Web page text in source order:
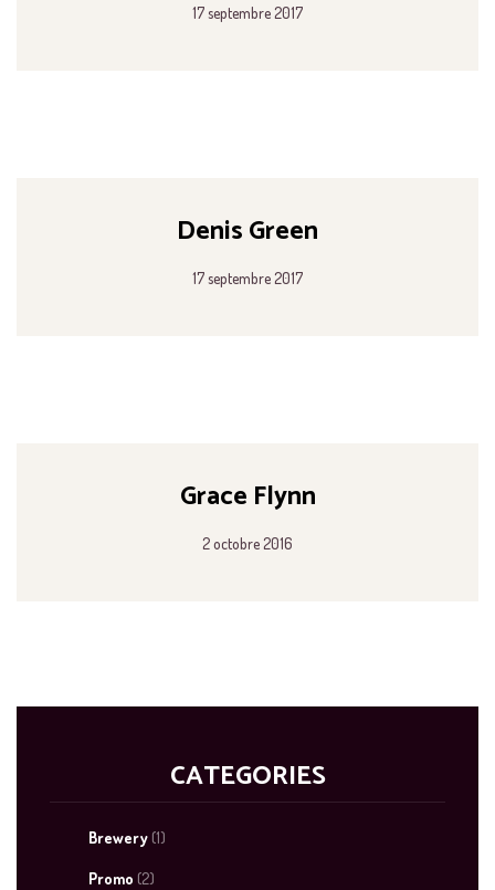
17 septembre 2017
Denis Green
17 septembre 2017
Grace Flynn
2 octobre 2016
CATEGORIES
Brewery (1)
Promo (2)